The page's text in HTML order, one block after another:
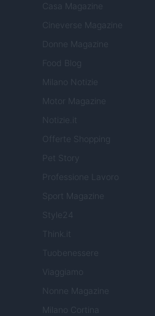
Casa Magazine
Cineverse Magazine
Donne Magazine
Food Blog
Milano Notizie
Motor Magazine
Notizie.it
Offerte Shopping
Pet Story
Professione Lavoro
Sport Magazine
Style24
Think.it
Tuobenessere
Viaggiamo
Nonne Magazine
Milano Cortina